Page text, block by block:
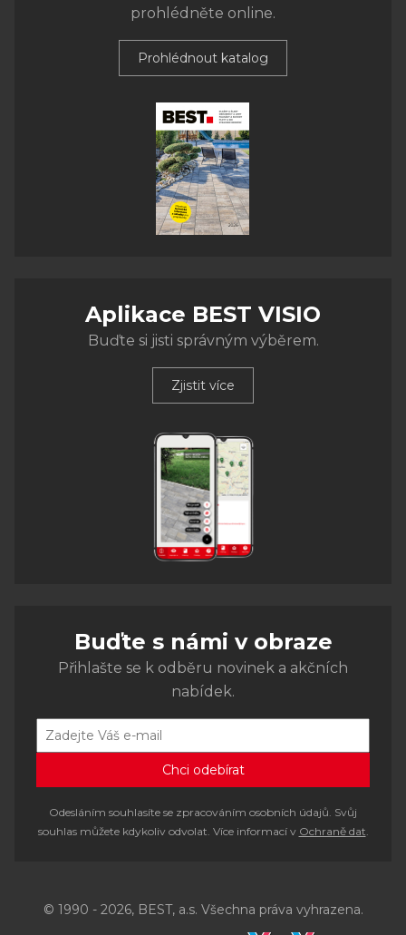
prohlédněte online.
Prohlédnout katalog
Aplikace BEST VISIO
Buďte si jisti správným výběrem.
Zjistit více
Buďte s námi v obraze
Přihlašte se k odběru novinek a akčních
nabídek.
Odesláním souhlasíte se zpracováním osobních údajů. Svůj
souhlas můžete kdykoliv odvolat. Více informací v Ochraně dat.
© 1990 - 2026, BEST, a.s. Všechna práva vyhrazena.